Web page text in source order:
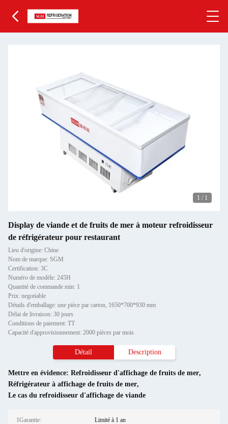
1 / 1
Display de viande et de fruits de mer à moteur refroidisseur
de réfrigérateur pour restaurant
Lieu d'origine: Chine
Nom de marque: SGM
Certification: 3C
Numéro de modèle: 245H
Quantité de commande min: 1
Prix: negotiable
Détails d'emballage: une pièce par carton, 1650*700*930 mm
Délai de livraison: 30 jours
Conditions de paiement: TT
Capacité d'approvisionnement: 2000 pièces par mois
Détail Description
Mettre en évidence: Refroidisseur d'affichage de fruits de mer,
Réfrigérateur à affichage de fruits de mer,
Le cas du refroidisseur d'affichage de viande
1Garantie: Limité à 1 an